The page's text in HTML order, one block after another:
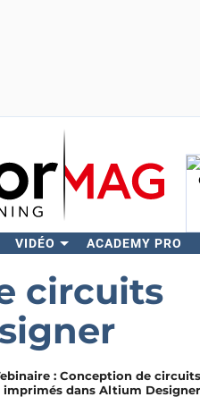
VIDÉO ACADEMY PRO
circuits